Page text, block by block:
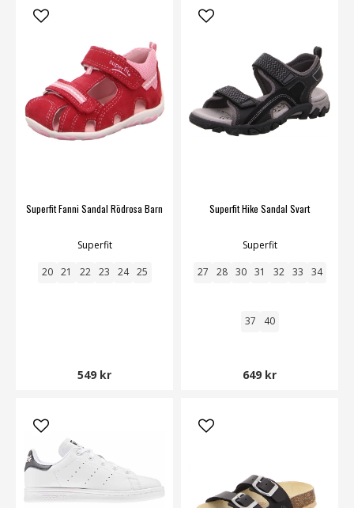
Superfit Fanni Sandal Rödrosa Barn
Superfit
20 21 22 23 24 25
549 kr
Superfit Hike Sandal Svart
Superfit
27 28 30 31 32 33 34
37 40
649 kr